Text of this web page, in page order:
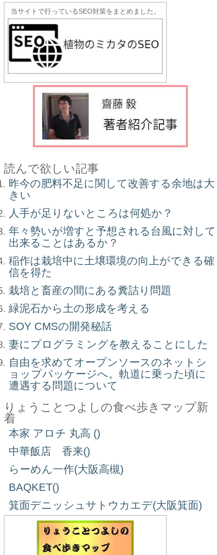
当サイトで行っているSEO対策をまとめました。
読んで欲しい記事
昨今の肥料不足に関して改善する余地は大
きい
人手が足りないところは何処か？
年々勢いが増すと予想される台風に対して
出来ることはあるか？
稲作は栽培中に土壌環境の向上ができる確
信を得た
栽培と畜産の間にある糞詰り問題
緑泥石から土の形成を考える
SOY CMSの開発秘話
妻にプログラミングを教えることにした
自由を求めてオープンソースのネットシ
ョップパッケージへ。軌道に乗った頃に
遭遇する問題について
りょうことつよしの食べ歩きマップ新
着
本家 アロチ 丸高 ()
中華飯店 香来()
らーめん一作(大阪高槻)
BAQKET()
箕面デニッシュサトウカエデ(大阪箕面)